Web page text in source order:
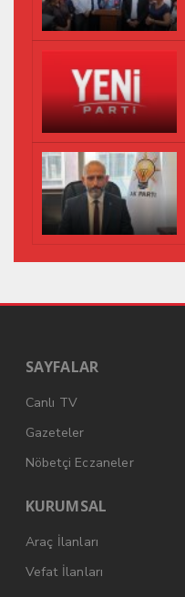
SAYFALAR
Canlı TV
Gazeteler
Nöbetçi Eczaneler
KURUMSAL
Araç İlanları
Vefat İlanları